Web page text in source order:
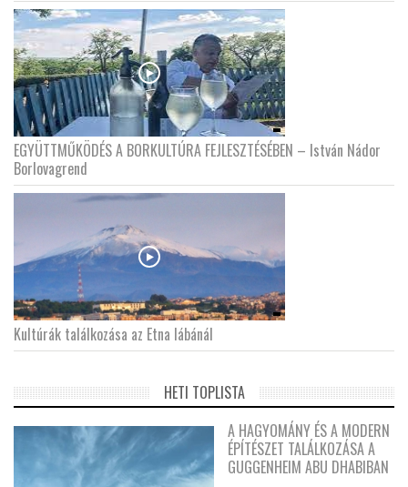
EGYÜTTMŰKÖDÉS A BORKULTÚRA FEJLESZTÉSÉBEN – István Nádor
Borlovagrend
Kultúrák találkozása az Etna lábánál
HETI TOPLISTA
A HAGYOMÁNY ÉS A MODERN
ÉPÍTÉSZET TALÁLKOZÁSA A
GUGGENHEIM ABU DHABIBAN